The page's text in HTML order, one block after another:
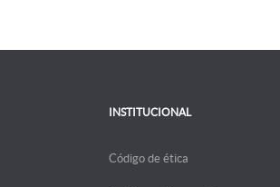
INSTITUCIONAL
Código de ética